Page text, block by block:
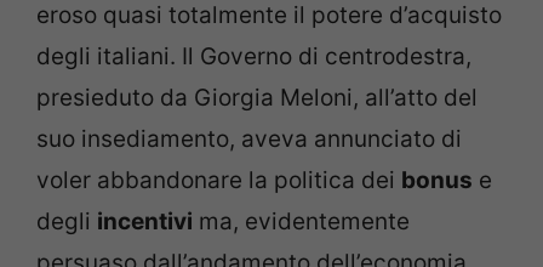
eroso quasi totalmente il potere d’acquisto
degli italiani. Il Governo di centrodestra,
presieduto da Giorgia Meloni, all’atto del
suo insediamento, aveva annunciato di
voler abbandonare la politica dei bonus e
degli incentivi ma, evidentemente